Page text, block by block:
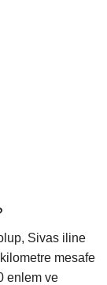
Sivas iline
mesafe
enlem ve